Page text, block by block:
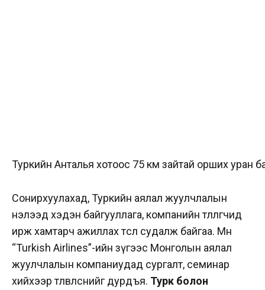
Туркийн Анталья хотоос 75 км зайтай орших уран
Сонирхуулахад, Туркийн аялал жуулчлалын
нэлээд хэдэн байгууллага, компанийн төлөөлөгчид
ирж хамтарч ажиллах төсөл судалж байгаа. Мөн
“Turkish Airlines”-ийн зүгээс Монголын аялал
жуулчлалын компаниудад сургалт, семинар
хийхээр төлөвлөснийг дурдъя. Турк болон